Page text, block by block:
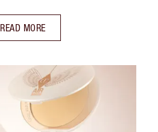
READ MORE